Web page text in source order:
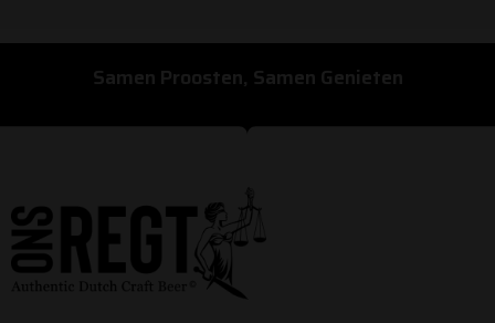
Samen Proosten, Samen Genieten